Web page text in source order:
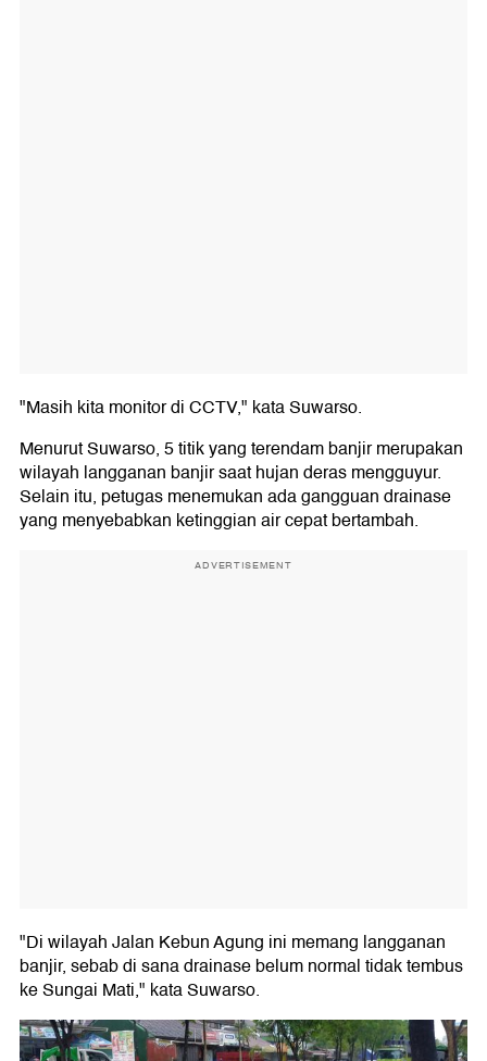
"Masih kita monitor di CCTV," kata Suwarso.
Menurut Suwarso, 5 titik yang terendam banjir merupakan
wilayah langganan banjir saat hujan deras mengguyur.
Selain itu, petugas menemukan ada gangguan drainase
yang menyebabkan ketinggian air cepat bertambah.
ADVERTISEMENT
"Di wilayah Jalan Kebun Agung ini memang langganan
banjir, sebab di sana drainase belum normal tidak tembus
ke Sungai Mati," kata Suwarso.